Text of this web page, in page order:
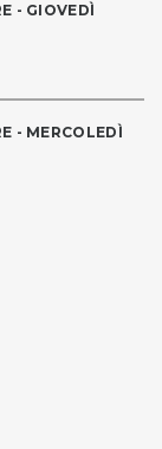
- GIOVEDÌ
- MERCOLEDÌ